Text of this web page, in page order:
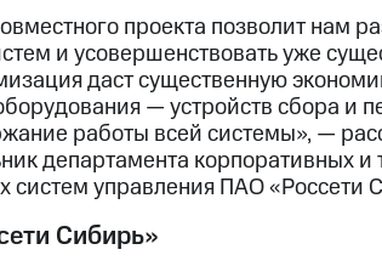
проекта позволит нам
и усовершенствовать уже
даст существенную
— устройств сбора и
работы всей системы», —
департамента корпоративных и
систем управления ПАО «Россети
Сибирь»